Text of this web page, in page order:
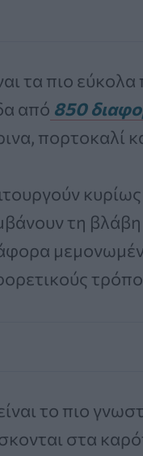
τα πιο
από 850
πορτοκαλί
τη
το πιο
στα